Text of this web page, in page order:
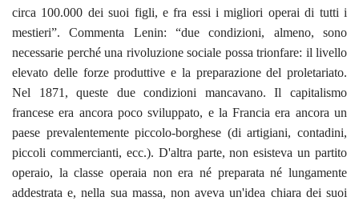
circa 100.000 dei suoi figli, e fra essi i migliori operai di tutti i
mestieri”. Commenta Lenin: “due condizioni, almeno, sono
necessarie perché una rivoluzione sociale possa trionfare: il livello
elevato delle forze produttive e la preparazione del proletariato.
Nel 1871, queste due condizioni mancavano. Il capitalismo
francese era ancora poco sviluppato, e la Francia era ancora un
paese prevalentemente piccolo-borghese (di artigiani, contadini,
piccoli commercianti, ecc.). D'altra parte, non esisteva un partito
operaio, la classe operaia non era né preparata né lungamente
addestrata e, nella sua massa, non aveva un'idea chiara dei suoi